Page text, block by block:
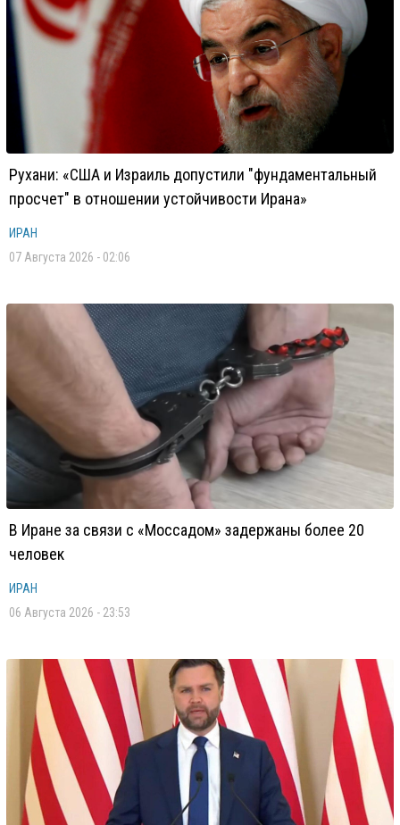
Рухани: «США и Израиль допустили "фундаментальный
просчет" в отношении устойчивости Ирана»
ИРАН
07 Августа 2026 - 02:06
В Иране за связи с «Моссадом» задержаны более 20
человек
ИРАН
06 Августа 2026 - 23:53